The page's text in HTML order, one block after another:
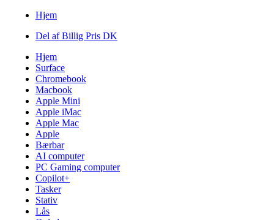
Hjem
Del af Billig Pris DK
Hjem
Surface
Chromebook
Macbook
Apple Mini
Apple iMac
Apple Mac
Apple
Bærbar
AI computer
PC Gaming computer
Copilot+
Tasker
Stativ
Lås